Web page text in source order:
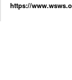
https://